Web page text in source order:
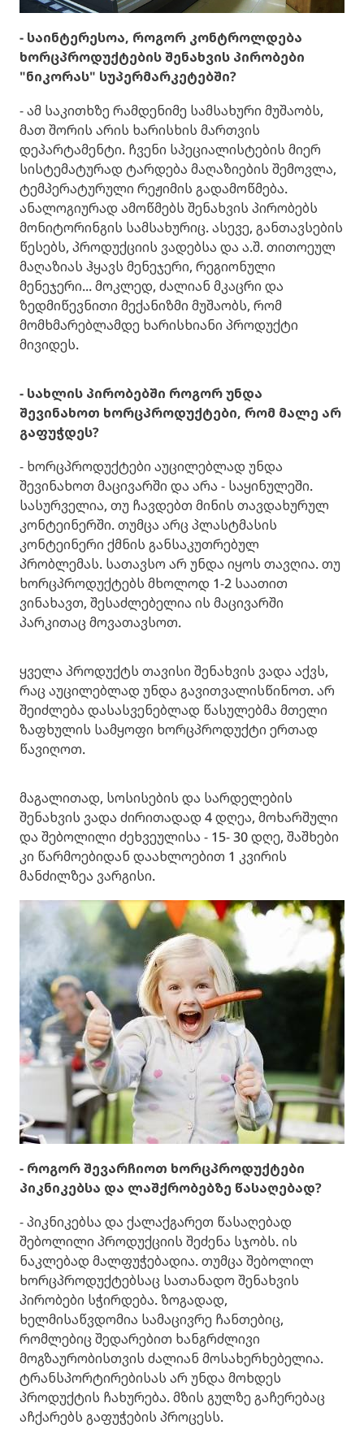
- საინტერესოა, როგორ კონტროლდება
ხორცპროდუქტების შენახვის პირობები
"ნიკორას" სუპერმარკეტებში?
- ამ საკითხზე რამდენიმე სამსახური მუშაობს,
მათ შორის არის ხარისხის მართვის
დეპარტამენტი. ჩვენი სპეციალისტების მიერ
სისტემატურად ტარდება მაღაზიების შემოვლა,
ტემპერატურული რეჟიმის გადამოწმება.
ანალოგიურად ამოწმებს შენახვის პირობებს
მონიტორინგის სამსახურიც. ასევე, განთავსების
წესებს, პროდუქციის ვადებსა და ა.შ. თითოეულ
მაღაზიას ჰყავს მენეჯერი, რეგიონული
მენეჯერი... მოკლედ, ძალიან მკაცრი და
ზედმიწევნითი მექანიზმი მუშაობს, რომ
მომხმარებლამდე ხარისხიანი პროდუქტი
მივიდეს.
- სახლის პირობებში როგორ უნდა
შევინახოთ ხორცპროდუქტები, რომ მალე არ
გაფუჭდეს?
- ხორცპროდუქტები აუცილებლად უნდა
შევინახოთ მაცივარში და არა - საყინულეში.
სასურველია, თუ ჩავდებთ მინის თავდახურულ
კონტეინერში. თუმცა არც პლასტმასის
კონტეინერი ქმნის განსაკუთრებულ
პრობლემას. სათავსო არ უნდა იყოს თავღია. თუ
ხორცპროდუქტებს მხოლოდ 1-2 საათით
ვინახავთ, შესაძლებელია ის მაცივარში
პარკითაც მოვათავსოთ.
ყველა პროდუქტს თავისი შენახვის ვადა აქვს,
რაც აუცილებლად უნდა გავითვალისწინოთ. არ
შეიძლება დასასვენებლად წასულებმა მთელი
ზაფხულის სამყოფი ხორცპროდუქტი ერთად
წავიღოთ.
მაგალითად, სოსისების და სარდელების
შენახვის ვადა ძირითადად 4 დღეა, მოხარშული
და შებოლილი ძეხვეულისა - 15- 30 დღე, შაშხები
კი წარმოებიდან დაახლოებით 1 კვირის
მანძილზეა ვარგისი.
- როგორ შევარჩიოთ ხორცპროდუქტები
პიკნიკებსა და ლაშქრობებზე წასაღებად?
- პიკნიკებსა და ქალაქგარეთ წასაღებად
შებოლილი პროდუქციის შეძენა სჯობს. ის
ნაკლებად მალფუჭებადია. თუმცა შებოლილ
ხორცპროდუქტებსაც სათანადო შენახვის
პირობები სჭირდება. ზოგადად,
ხელმისაწვდომია სამაცივრე ჩანთებიც,
რომლებიც შედარებით ხანგრძლივი
მოგზაურობისთვის ძალიან მოსახერხებელია.
ტრანსპორტირებისას არ უნდა მოხდეს
პროდუქტის ჩახურება. მზის გულზე გაჩერებაც
აჩქარებს გაფუჭების პროცესს.